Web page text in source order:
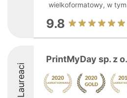
wielkoformatowy, w
9.8
Laureaci
PrintMyDay sp. z